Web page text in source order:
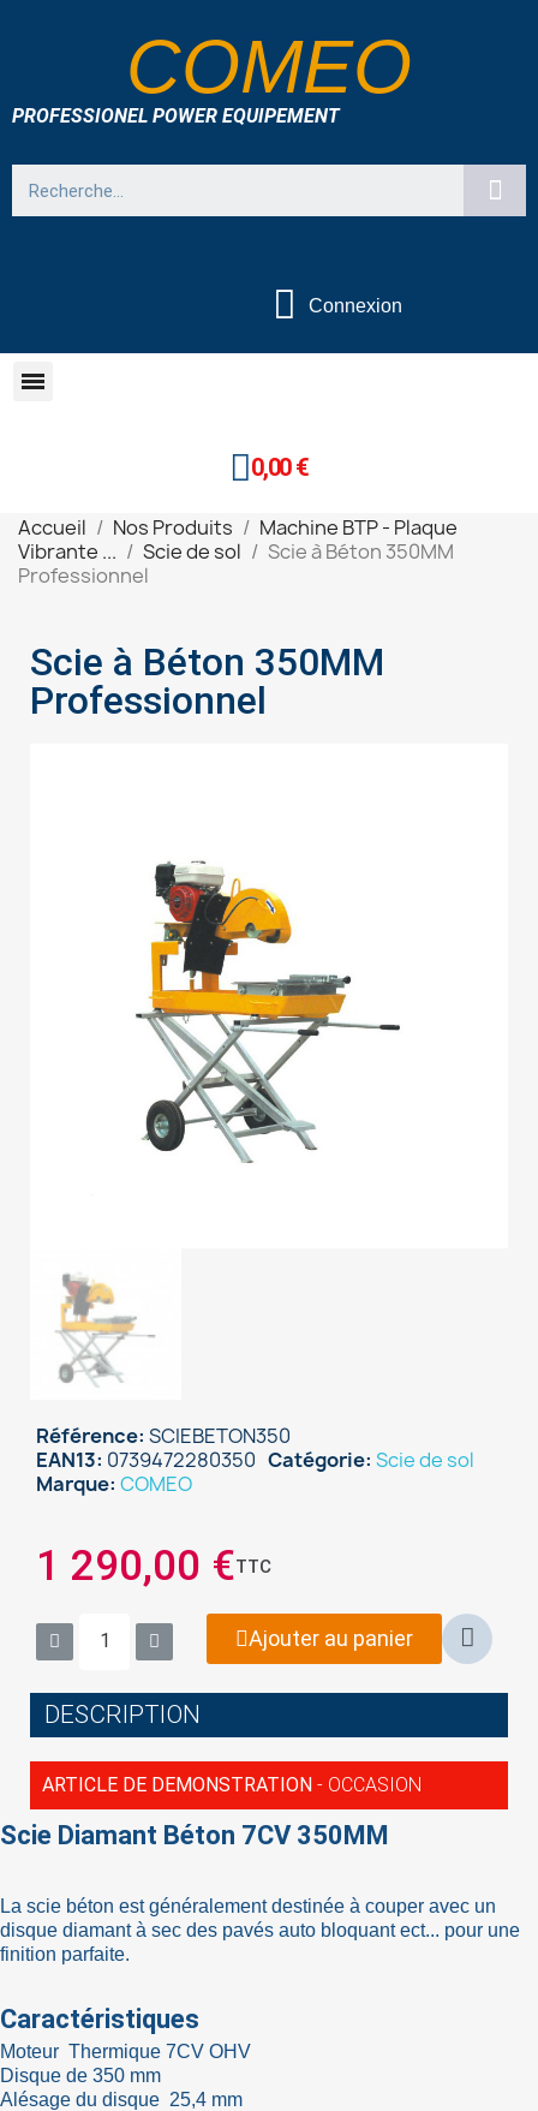
COMEO
PROFESSIONEL POWER EQUIPEMENT
Connexion
0,00 €
Accueil Nos Produits
Machine BTP - Plaque
Vibrante ...
Scie de sol
Scie à Béton 350MM
Professionnel
Scie à Béton 350MM
Professionnel
Référence SCIEBETON350
EAN13 0739472280350 Catégorie Scie de sol
Marque COMEO
1 290,00 €TTC
Ajouter au panier
DESCRIPTION
ARTICLE DE DEMONSTRATION - OCCASION
Scie Diamant Béton 7CV 350MM
La scie béton est généralement destinée à couper avec un
disque diamant à sec des pavés auto bloquant ect... pour une
finition parfaite.
Caractéristiques
Moteur Thermique 7CV OHV
Disque de 350 mm
Alésage du disque 25,4 mm
You need to be logged in to save products in your
wish list.
Cancel